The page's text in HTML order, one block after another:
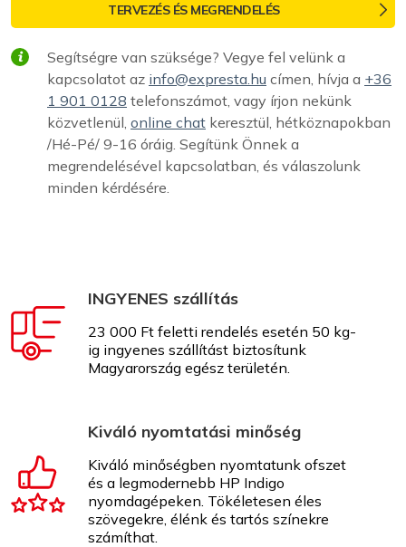
Segítségre van szüksége? Vegye fel velünk a
kapcsolatot az info@expresta.hu címen, hívja a +36
1 901 0128 telefonszámot, vagy írjon nekünk
közvetlenül, online chat keresztül, hétköznapokban
/Hé-Pé/ 9-16 óráig. Segítünk Önnek a
megrendelésével kapcsolatban, és válaszolunk
minden kérdésére.
TERVEZÉS ÉS MEGRENDELÉS
INGYENES szállítás
23 000 Ft feletti rendelés esetén 50 kg-
ig ingyenes szállítást biztosítunk
Magyarország egész területén.
Kiváló nyomtatási minőség
Kiváló minőségben nyomtatunk ofszet
és a legmodernebb HP Indigo
nyomdagépeken. Tökéletesen éles
szövegekre, élénk és tartós színekre
számíthat.